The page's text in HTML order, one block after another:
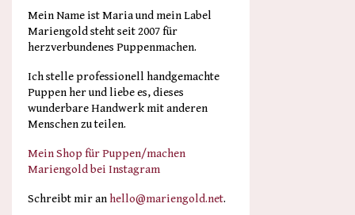
Mein Name ist Maria und mein Label
Mariengold steht seit 2007 für
herzverbundenes Puppenmachen.
Ich stelle professionell handgemachte
Puppen her und liebe es, dieses
wunderbare Handwerk mit anderen
Menschen zu teilen.
Mein Shop für Puppen/machen
Mariengold bei Instagram
Schreibt mir anhello@mariengold.net.